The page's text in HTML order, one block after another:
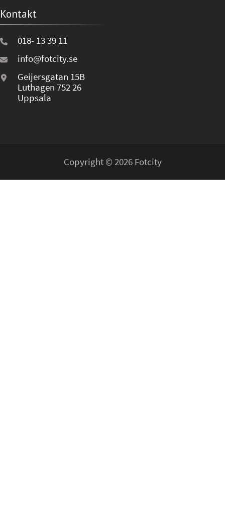
Kontakt
018- 13 39 11
info@fotcity.se
Geijersgatan 15B
Luthagen 752 26
Uppsala
Copyright © 2026 Fotcity